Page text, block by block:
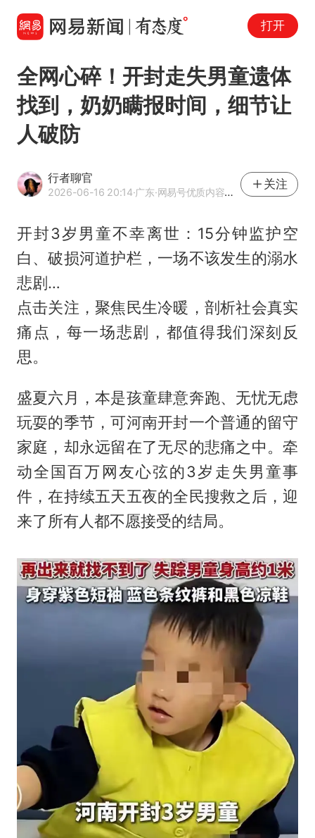
打开
全网心碎！开封走失男童遗体
找到，奶奶瞒报时间，细节让
人破防
行者聊官
2026-06-16 20:14·广东·网易号优质内容创作者
关注
开封3岁男童不幸离世：15分钟监护空
白、破损河道护栏，一场不该发生的溺水
悲剧…
点击关注，聚焦民生冷暖，剖析社会真实
痛点，每一场悲剧，都值得我们深刻反
思。
盛夏六月，本是孩童肆意奔跑、无忧无虑
玩耍的季节，可河南开封一个普通的留守
家庭，却永远留在了无尽的悲痛之中。牵
动全国百万网友心弦的3岁走失男童事
件，在持续五天五夜的全民搜救之后，迎
来了所有人都不愿接受的结局。